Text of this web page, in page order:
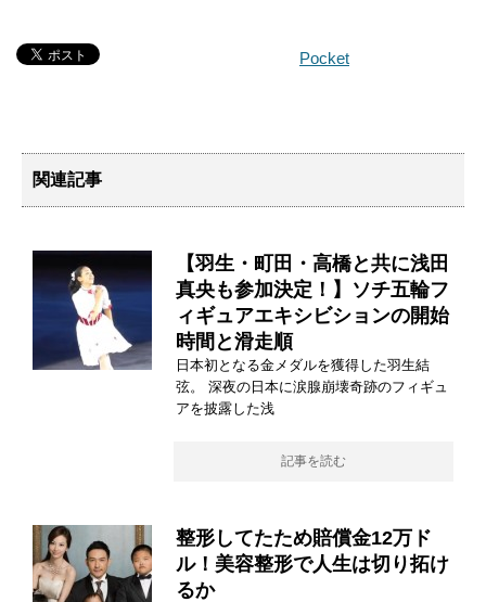
Pocket
関連記事
【羽生・町田・高橋と共に浅田
真央も参加決定！】ソチ五輪フ
ィギュアエキシビションの開始
時間と滑走順
日本初となる金メダルを獲得した羽生結
弦。 深夜の日本に涙腺崩壊奇跡のフィギュ
アを披露した浅
記事を読む
整形してたため賠償金12万ド
ル！美容整形で人生は切り拓け
るか